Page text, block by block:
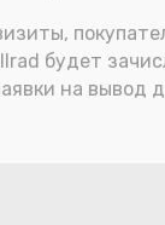
будет
на